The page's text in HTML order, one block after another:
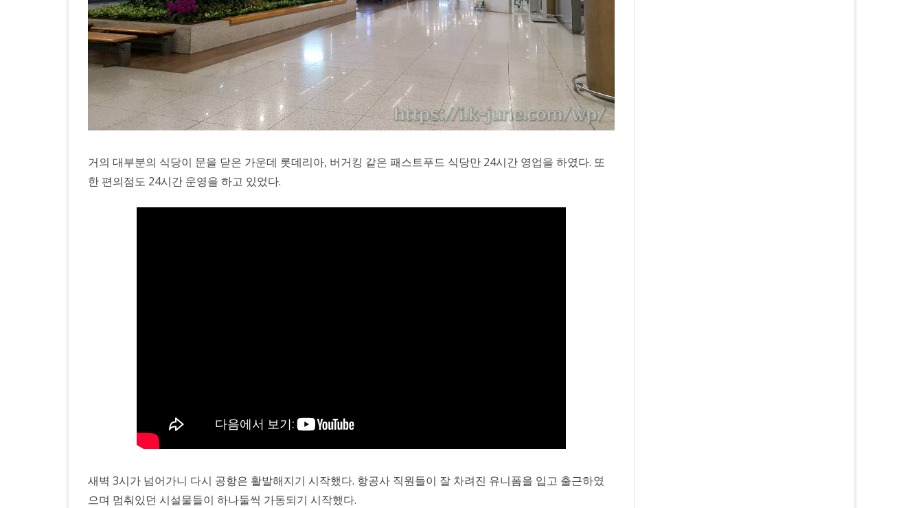
거의 대부분의 식당이 문을 닫은 가운데 롯데리아, 버거킹 같은 패스트푸드 식당만 24시간 영업을 하였다. 또
한 편의점도 24시간 운영을 하고 있었다.
새벽 3시가 넘어가니 다시 공항은 활발해지기 시작했다. 항공사 직원들이 잘 차려진 유니폼을 입고 출근하였
으며 멈춰있던 시설물들이 하나둘씩 가동되기 시작했다.